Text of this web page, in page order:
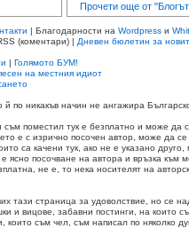
Прочети още от
| Благодарности на Wordpress и
(коментари) | Дневен бюлетин за
| Голямото БУМ!
на местния идиот
по никакъв начин не ангажира
поместил тук е безплатно и може да
е с изрично посочен автор, може да се
са качени тук, ако не е указано
ясно посочване на автора и връзка към
не е, то нека носителят на
тази страница за удоволствие, но се
и вицове, забавни постинги, на които
които съм чел, съм написал по няколко